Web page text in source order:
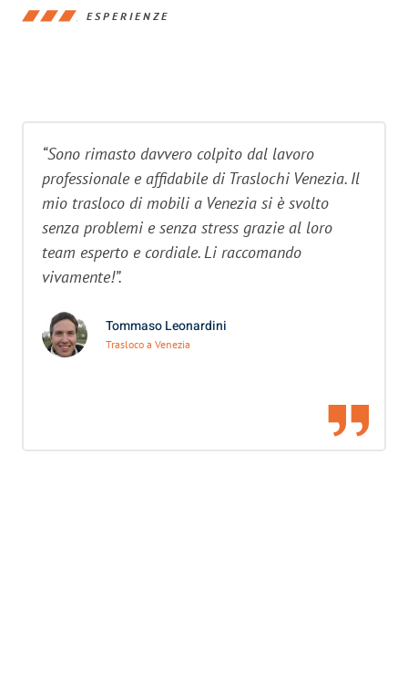
ESPERIENZE
“Sono rimasto davvero colpito dal lavoro
professionale e affidabile di Traslochi Venezia. Il
mio trasloco di mobili a Venezia si è svolto
senza problemi e senza stress grazie al loro
team esperto e cordiale. Li raccomando
vivamente!”.
Tommaso Leonardini
Trasloco a Venezia